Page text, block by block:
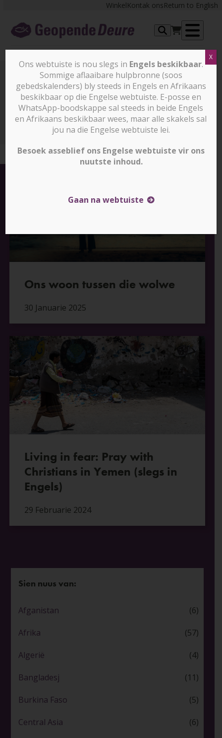
content
WinkelKontak onsReturn to English
Jemen
Jemen
Ons woon tussen die wolwe
30 Januarie 2025
Living in fear: Pray with
Christians in Yemen (slegs in
Engels)
29 Februarie 2024
Sien nuus van:
Afganistan (6)
Afrika (57)
Algerië (4)
Bangladesj (11)
Burkina Faso (5)
Central Asia (6)
Ons webtuiste is nou slegs in Engels beskikbaar.
Sommige aflaaibare hulpbronne (soos
gebedskalenders) bly steeds in Engels en Afrikaans
beskikbaar op die Engelse webtuiste. E-posse en
WhatsApp-boodskappe sal steeds in beide Engels
en Afrikaans beskikbaar wees, maar alle skakels sal
jou na die Engelse webtuiste lei.
Besoek asseblief ons Engelse webtuiste vir ons
nuutste inhoud.
Gaan na webtuiste
X